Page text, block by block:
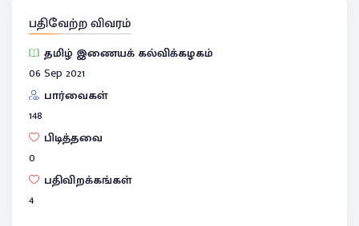
பதிவேற்ற விவரம்
தமிழ் இணையக் கல்விக்கழகம்
06 Sep 2021
பார்வைகள்
148
பிடித்தவை
0
பதிவிறக்கங்கள்
4